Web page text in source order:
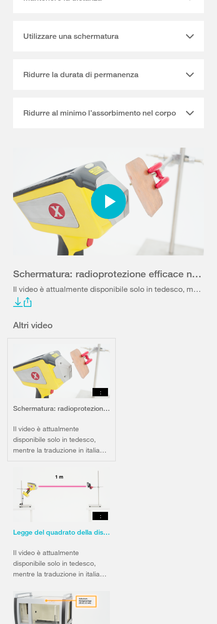
Utilizzare una schermatura
Ridurre la durata di permanenza
Ridurre al minimo l’assorbimento nel corpo
Schermatura: radioprotezione efficace negli impianti a raggi X
Il video è attualmente disponibile solo in tedesco, mentre la traduzione in italiano e francese seguirà in autunno.
Altri video
:
Schermatura: radioprotezione efficace negli impianti a raggi X
Il video è attualmente
disponibile solo in tedesco,
mentre la traduzione in italiano
e francese seguirà in autunno.
:
Legge del quadrato della distanza in materia di radioprotezione
Il video è attualmente
disponibile solo in tedesco,
mentre la traduzione in italiano